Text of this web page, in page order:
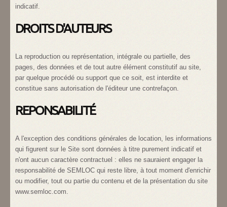
indicatif.
DROITS D'AUTEURS
La reproduction ou représentation, intégrale ou partielle, des
pages, des données et de tout autre élément constitutif au site,
par quelque procédé ou support que ce soit, est interdite et
constitue sans autorisation de l'éditeur une contrefaçon.
REPONSABILITÉ
A l'exception des conditions générales de location, les informations
qui figurent sur le Site sont données à titre purement indicatif et
n'ont aucun caractère contractuel : elles ne sauraient engager la
responsabilité de SEMLOC qui reste libre, à tout moment d'enrichir
ou modifier, tout ou partie du contenu et de la présentation du site
www.semloc.com.